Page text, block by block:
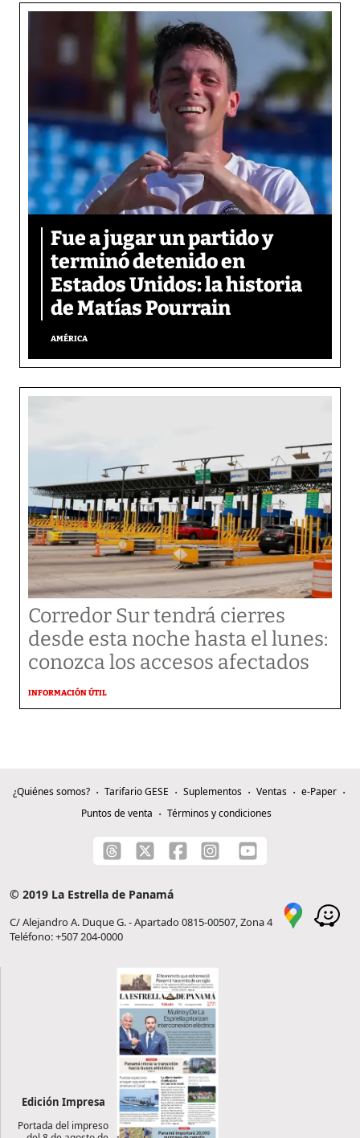
Fue a jugar un partido y
terminó detenido en
Estados Unidos: la historia
de Matías Pourrain
AMÉRICA
Corredor Sur tendrá cierres
desde esta noche hasta el lunes:
conozca los accesos afectados
INFORMACIÓN ÚTIL
¿Quiénes somos? Tarifario GESE Suplementos Ventas
e-Paper
Puntos de venta
Términos y condiciones
© 2019 La Estrella de Panamá
C/ Alejandro A. Duque G. - Apartado 0815-00507, Zona 4
Teléfono: +507 204-0000
Edición Impresa
Portada del impreso